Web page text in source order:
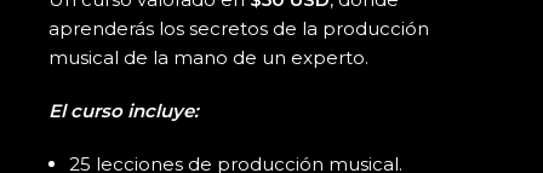
aprenderás los secretos de la producción
musical de la mano de un experto.
El curso incluye:
25 lecciones de producción musical.